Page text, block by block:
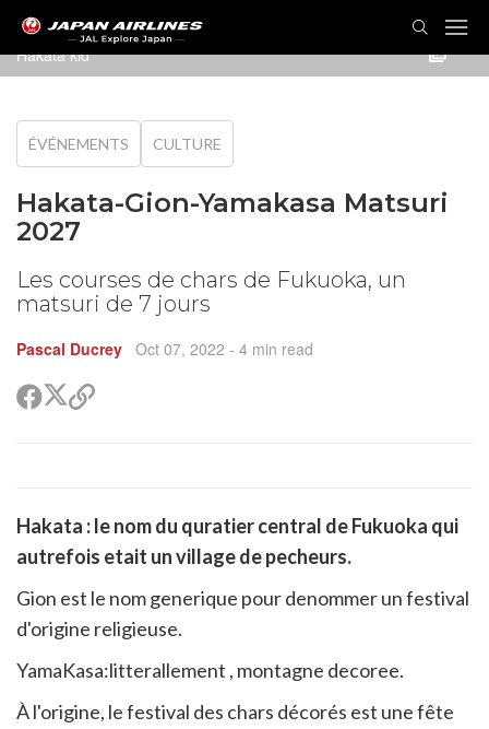
Hakata kid
ÉVÉNEMENTS CULTURE
Hakata-Gion-Yamakasa Matsuri
2027
Les courses de chars de Fukuoka, un
matsuri de 7 jours
Pascal Ducrey Oct 07, 2022 - 4 min read
PartagerPartager
sur
Copier
Hakata : le nom du quratier central de Fukuoka qui
autrefois etait un village de pecheurs.
Gion est le nom generique pour denommer un festival
d'origine religieuse.
YamaKasa:litterallement , montagne decoree.
À l'origine, le festival des chars décorés est une fête